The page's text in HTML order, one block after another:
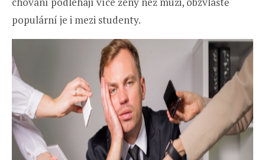
populární je i mezi studenty.